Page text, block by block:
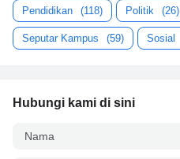
Pendidikan (118) Politik (26)
Seputar Kampus (59) Sosial
Hubungi kami di sini